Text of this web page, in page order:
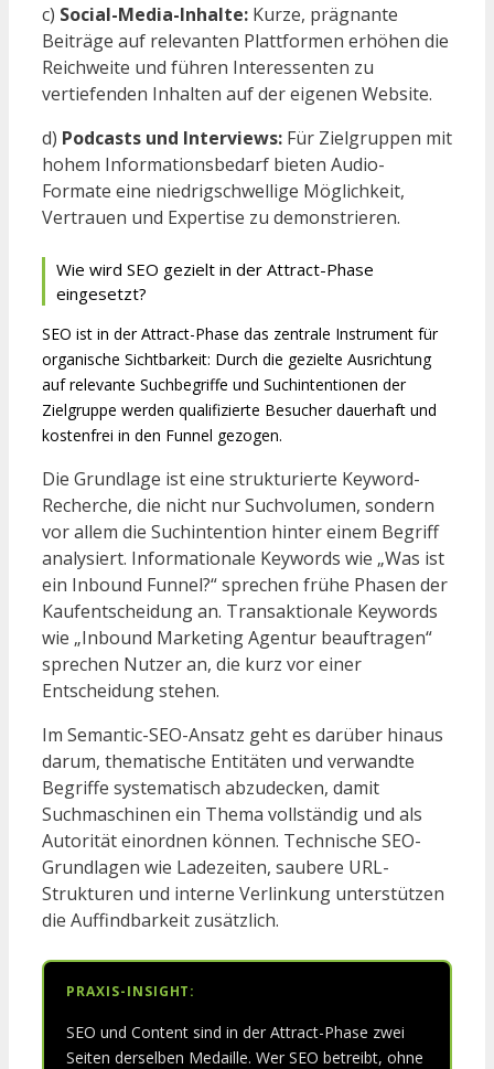
c) Social-Media-Inhalte: Kurze, prägnante
Beiträge auf relevanten Plattformen erhöhen die
Reichweite und führen Interessenten zu
vertiefenden Inhalten auf der eigenen Website.
d) Podcasts und Interviews: Für Zielgruppen mit
hohem Informationsbedarf bieten Audio-
Formate eine niedrigschwellige Möglichkeit,
Vertrauen und Expertise zu demonstrieren.
Wie wird SEO gezielt in der Attract-Phase
eingesetzt?
SEO ist in der Attract-Phase das zentrale Instrument für
organische Sichtbarkeit: Durch die gezielte Ausrichtung
auf relevante Suchbegriffe und Suchintentionen der
Zielgruppe werden qualifizierte Besucher dauerhaft und
kostenfrei in den Funnel gezogen.
Die Grundlage ist eine strukturierte Keyword-
Recherche, die nicht nur Suchvolumen, sondern
vor allem die Suchintention hinter einem Begriff
analysiert. Informationale Keywords wie „Was ist
ein Inbound Funnel?“ sprechen frühe Phasen der
Kaufentscheidung an. Transaktionale Keywords
wie „Inbound Marketing Agentur beauftragen“
sprechen Nutzer an, die kurz vor einer
Entscheidung stehen.
Im Semantic-SEO-Ansatz geht es darüber hinaus
darum, thematische Entitäten und verwandte
Begriffe systematisch abzudecken, damit
Suchmaschinen ein Thema vollständig und als
Autorität einordnen können. Technische SEO-
Grundlagen wie Ladezeiten, saubere URL-
Strukturen und interne Verlinkung unterstützen
die Auffindbarkeit zusätzlich.
PRAXIS-INSIGHT:
SEO und Content sind in der Attract-Phase zwei
Seiten derselben Medaille. Wer SEO betreibt, ohne